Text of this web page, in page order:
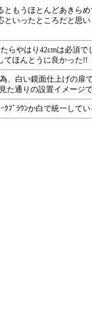
もうほとんどあきら
いったところだと思
らやはり42cmは必須
てほんとうに良かった!!
白い鏡面仕上げの扉
通りの設置イメージ
ﾞﾗｳﾝか白で統一して